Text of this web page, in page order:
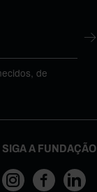
de
SIGA A FUNDAÇÃO